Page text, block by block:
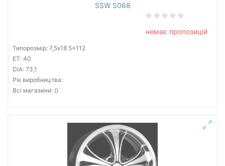
SSW S068
немає пропозицій
Типорозмір: 7,5x18 5x112
ET: 40
DIA: 73,1
Рік виробництва:
Всі магазини: ()